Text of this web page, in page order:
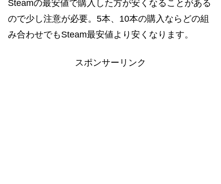
Steamの最安値で購入した方が安くなることがある
ので少し注意が必要。5本、10本の購入ならどの組
み合わせでもSteam最安値より安くなります。
スポンサーリンク